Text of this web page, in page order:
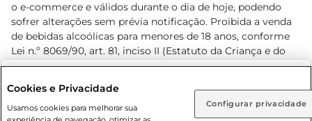
Rio de Janeiro (RJ) Goiás (GO)
o e-commerce e válidos durante o dia de hoje, podendo
sofrer alterações sem prévia notificação. Proibida a venda
de bebidas alcoólicas para menores de 18 anos, conforme
Lei n.º 8069/90, art. 81, inciso II (Estatuto da Criança e do
Adolescente). Preços e condições exclusivos para o
prévio. O valor mínimo para as compras on-line é de R$
80,00.
Cookies e Privacidade
Usamos cookies para melhorar sua
Configurar privacidade